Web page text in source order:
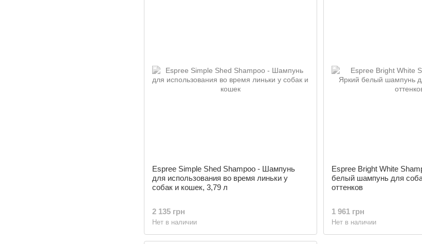
Espree Simple Shed Shampoo - Шампунь
для использования во время линьки у
собак и кошек, 3,79 л
2 135 грн
Нет в наличии
Espree Bright White
белый шампунь для
оттенков
1 961 грн
Нет в наличии